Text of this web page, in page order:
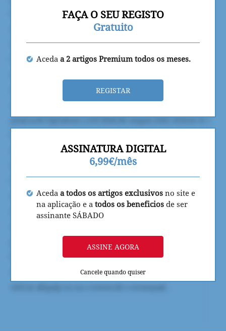
FAÇA O SEU REGISTO
Gratuito
Aceda a 2 artigos Premium todos os meses.
REGISTAR
ASSINATURA DIGITAL
6,99€/mês
Aceda a todos os artigos exclusivos no site e
na aplicação e a todos os beneficios de ser
assinante SÁBADO
ASSINE AGORA
Cancele quando quiser